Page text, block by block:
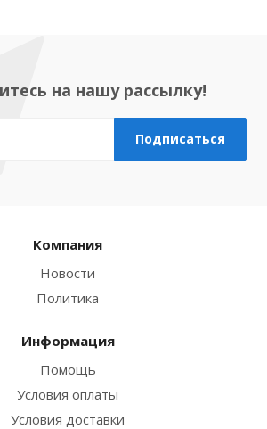
на нашу рассылку!
Компания
Новости
Политика
Информация
Помощь
Условия оплаты
Условия доставки